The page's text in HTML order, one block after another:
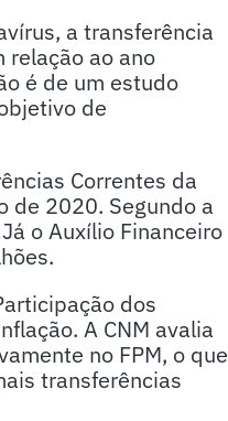
a transferência
relação ao ano
é de um estudo
de
Correntes da
de 2020. Segundo a
o Auxílio Financeiro
dos
A CNM avalia
no FPM, o que
transferências